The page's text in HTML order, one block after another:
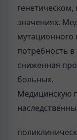
значениях.
потребность
сниженная
больных.
Медицинскую